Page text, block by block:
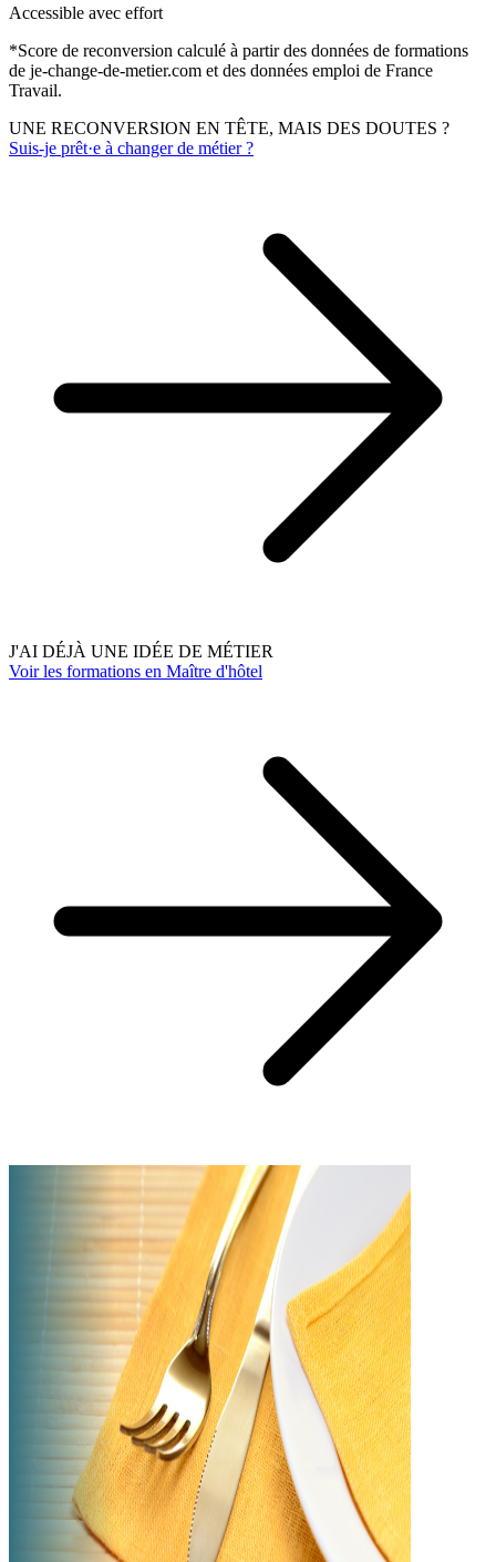
Accessible avec effort
*Score de reconversion calculé à partir des données de formations
de je-change-de-metier.com et des données emploi de France
Travail.
UNE RECONVERSION EN TÊTE, MAIS DES DOUTES ?
Suis-je prêt·e à changer de métier ?
J'AI DÉJÀ UNE IDÉE DE MÉTIER
Voir les formations en Maître d'hôtel